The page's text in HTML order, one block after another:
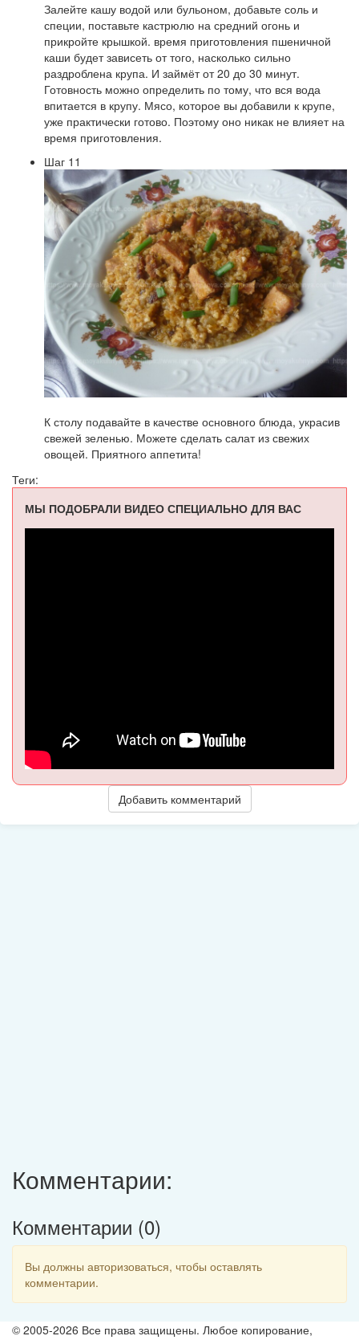
Залейте кашу водой или бульоном, добавьте соль и
специи, поставьте кастрюлю на средний огонь и
прикройте крышкой. время приготовления пшеничной
каши будет зависеть от того, насколько сильно
раздроблена крупа. И займёт от 20 до 30 минут.
Готовность можно определить по тому, что вся вода
впитается в крупу. Мясо, которое вы добавили к крупе,
уже практически готово. Поэтому оно никак не влияет на
время приготовления.
Шаг 11
К столу подавайте в качестве основного блюда, украсив
свежей зеленью. Можете сделать салат из свежих
овощей. Приятного аппетита!
Теги:
МЫ ПОДОБРАЛИ ВИДЕО СПЕЦИАЛЬНО ДЛЯ ВАС
Добавить комментарий
Комментарии:
Комментарии (0)
Вы должны авторизоваться, чтобы оставлять
комментарии.
© 2005-2026 Все права защищены. Любое копирование,